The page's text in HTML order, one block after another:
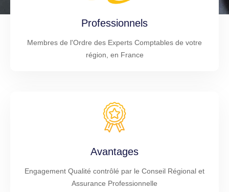
Professionnels
Membres de l'Ordre des Experts Comptables de votre
région, en France
Avantages
Engagement Qualité contrôlé par le Conseil Régional et
Assurance Professionnelle